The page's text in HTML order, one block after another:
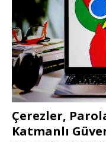
Çerezler,
Katmanlı